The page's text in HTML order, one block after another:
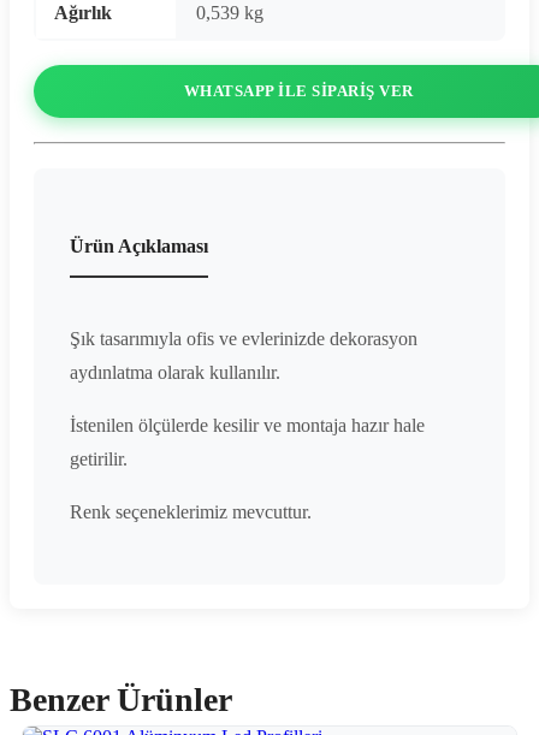
Ağırlık 0,539 kg
WHATSAPP ILE SIPARIŞ VER
Ürün Açıklaması
Şık tasarımıyla ofis ve evlerinizde dekorasyon
aydınlatma olarak kullanılır.
İstenilen ölçülerde kesilir ve montaja hazır hale
getirilir.
Renk seçeneklerimiz mevcuttur.
Benzer Ürünler